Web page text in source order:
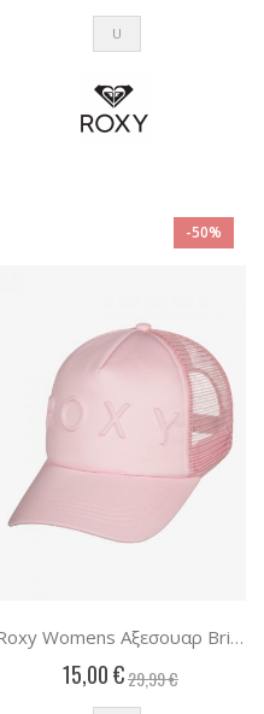
U
Roxy Womens Αξεσουαρ Brighter Day
15,00 €29,99 €
-50%